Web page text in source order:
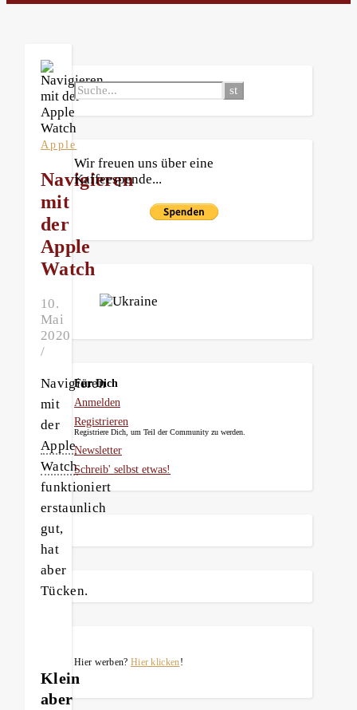
Apple
Navigieren
mit
der
Apple
Watch
10.
Mai
2020
/
Navigieren
mit
der
Apple
Watch
funktioniert
erstaunlich
gut,
hat
aber
Tücken.
Klein
aber
Wir freuen uns über eine
Kaffeespende...
Für Dich
Anmelden
Registrieren
Registriere Dich, um Teil der Community zu werden.
Newsletter
Schreib' selbst etwas!
Hier werben? Hier klicken!